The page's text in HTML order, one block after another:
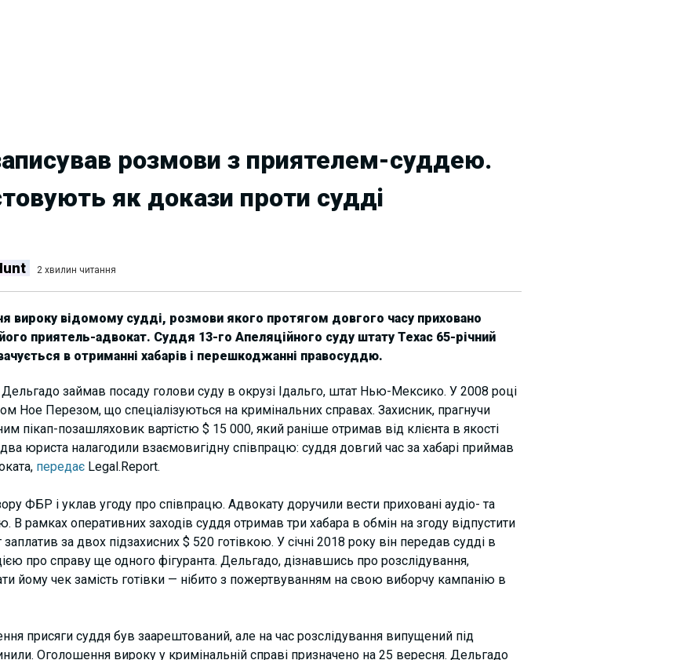
розмови з приятелем-суддею.
як докази проти судді
2 хвилин читання
вироку відомому судді, розмови якого протягом довгого часу приховано
приятель-адвокат. Суддя 13-го Апеляційного суду штату Техас 65-річний
в отриманні хабарів і перешкоджанні правосуддю.
займав посаду голови суду в окрузі Ідальго, штат Нью-Мексико. У 2008 році
Ное Перезом, що спеціалізуються на кримінальних справах. Захисник, прагнучи
пікап-позашляховик вартістю $ 15 000, який раніше отримав від клієнта в якості
юриста налагодили взаємовигідну співпрацю: суддя довгий час за хабарі приймав
передаєLegal.Report.
ФБР і уклав угоду про співпрацю. Адвокату доручили вести приховані аудіо- та
В рамках оперативних заходів суддя отримав три хабара в обмін на згоду відпустити
за двох підзахисних $ 520 готівкою. У січні 2018 року він передав судді в
про справу ще одного фігуранта. Дельгадо, дізнавшись про розслідування,
йому чек замість готівки — нібито з пожертвуванням на свою виборчу кампанію в
присяги суддя був заарештований, але на час розслідування випущений під
Оголошення вироку у кримінальній справі призначено на 25 вересня. Дельгадо